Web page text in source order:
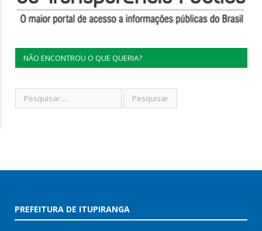
NÃO ENCONTROU O QUE QUERIA?
PREFEITURA DE ITUPIRANGA